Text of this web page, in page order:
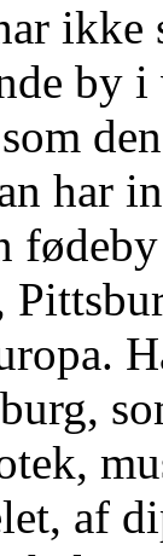
ikke
by
har
af